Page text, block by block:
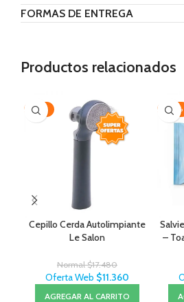
FORMAS DE ENTREGA
Productos relacionados
-35%
Cepillo Cerda Autolimpiante
Le Salon
Normal$17.480
Oferta Web $11.360
AGREGAR AL CARRITO
-20%
–